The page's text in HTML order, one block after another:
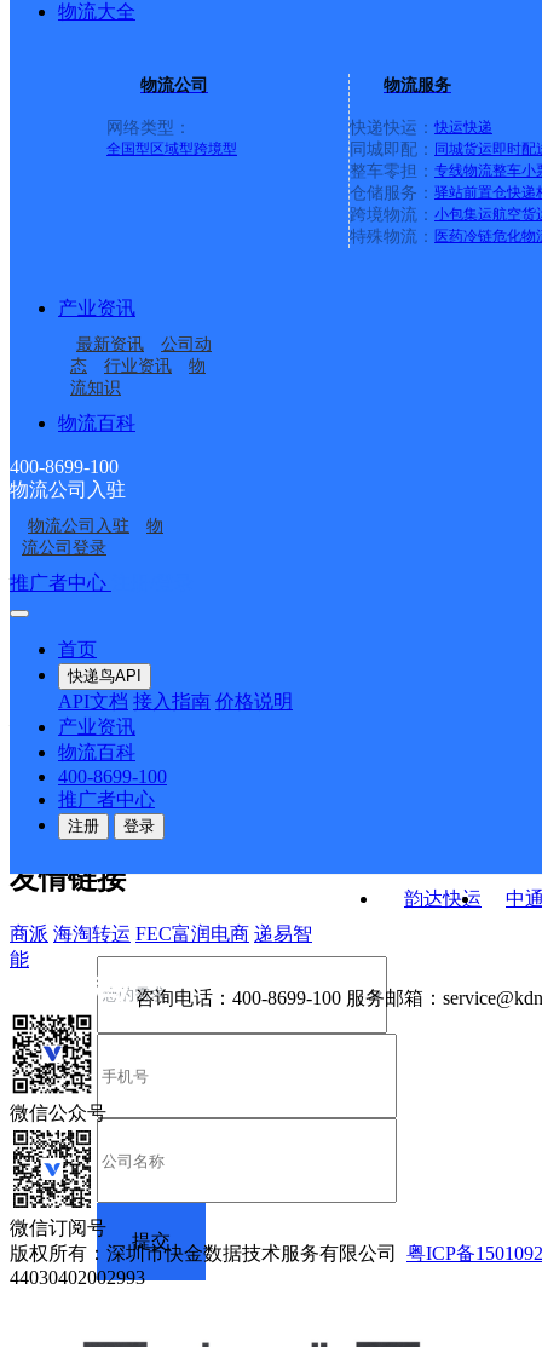
物流大全
物流公司
网络类型：
全国型 区域型跨境型
物流服务
快递快运： 快运快递
同城即配： 同城货运即时配
整车零担： 专线物流整车小
仓储服务： 驿站前置仓快递
跨境物流： 小包集运航空货
特殊物流： 医药冷链危化物
产业资讯
最新资讯
公司动
态
行业资讯
物
流知识
物流百科
400-8699-100
物流公司入驻
物流公司入驻
物
流公司登录
推广者中心
首页
快递鸟API
API文档 接入指南 价格说明
产业资讯
物流百科
400-8699-100
推广者中心
注册 登录
分部
黑龙江鹤岗市公司工农
区一中分部
黑龙江鹤岗市公司东北
亚分部
黑龙江鹤岗市
湖滨邮政支局
鹤岗宝泉岭网点
鹤岗
韵达快运
中
接口API
API接口 DEMO下载
关于我们
公司介绍 企业动态
合作伙伴 快递鸟接口服务协议
户隐私政策
友情链接
商派 海淘转运 FEC富润电商 递易智
能
咨询电话： 400-8699-100 服务邮箱：
微信公众号
微信订阅号
版权所有：深圳市快金数据技术服务有限公司 粤ICP备
44030402002993